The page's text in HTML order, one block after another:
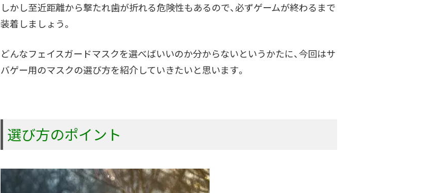
しかし至近距離から撃たれ歯が折れる危険性もあるので、必ずゲームが終わるまで
装着しましょう。
どんなフェイスガードマスクを選べばいいのか分からないというかたに、今回はサ
バゲー用のマスクの選び方を紹介していきたいと思います。
選び方のポイント